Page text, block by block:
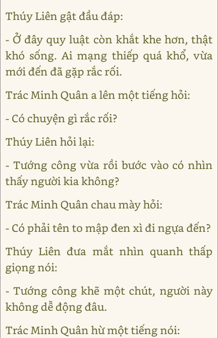
Thúy Liên gật đầu đáp:
- Ở đây quy luật còn khắt khe hơn, thật
khó sống. Ai mạng thiếp quá khổ, vừa
mới đến đã gặp rắc rối.
Trác Minh Quân a lên một tiếng hỏi:
- Có chuyện gì rắc rối?
Thúy Liên hỏi lại:
- Tướng công vừa rồi bước vào có nhìn
thấy người kia không?
Trác Minh Quân chau mày hỏi:
- Có phải tên to mập đen xì đi ngựa đến?
Thúy Liên đưa mắt nhìn quanh thấp
giọng nói:
- Tướng công khẽ một chút, người này
không dễ động đâu.
Trác Minh Quân hừ một tiếng nói: